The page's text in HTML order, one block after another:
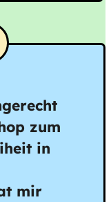
zum
in
mir